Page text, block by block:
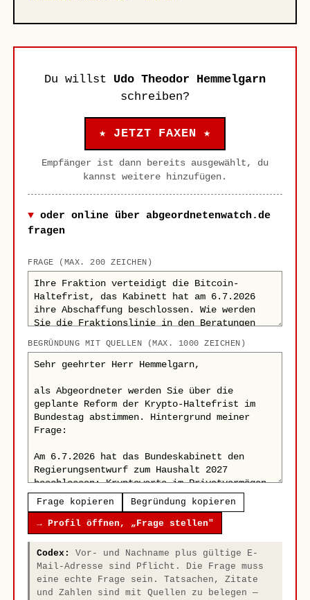
Du willst Udo Theodor Hemmelgarn
schreiben?
★ JETZT FAXEN ★
Empfänger ist dann bereits ausgewählt, du
kannst weitere hinzufügen.
oder online über abgeordnetenwatch.de
fragen
FRAGE (MAX. 200 ZEICHEN)
BEGRÜNDUNG MIT QUELLEN (MAX. 1000 ZEICHEN)
Frage kopieren Begründung kopieren
→ Profil öffnen, „Frage stellen"
Codex:
Vor- und Nachname plus gültige E-
Mail-Adresse sind Pflicht. Die Frage muss
eine echte Frage sein. Tatsachen, Zitate
und Zahlen sind mit Quellen zu belegen —